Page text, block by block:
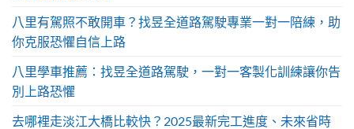
八里有駕照不敢開車？找昱全道路駕駛專業一對一陪練，助
你克服恐懼自信上路
八里學車推薦：找昱全道路駕駛，一對一客製化訓練讓你告
別上路恐懼
去哪裡走淡江大橋比較快？2025最新完工進度、未來省時